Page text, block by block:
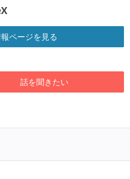
コードのレビュー、DB・アーキ
る記載事項
夏季、慶弔休暇など
は「社会保険・福利厚生欄」に
ページを見る
話を聞きたい